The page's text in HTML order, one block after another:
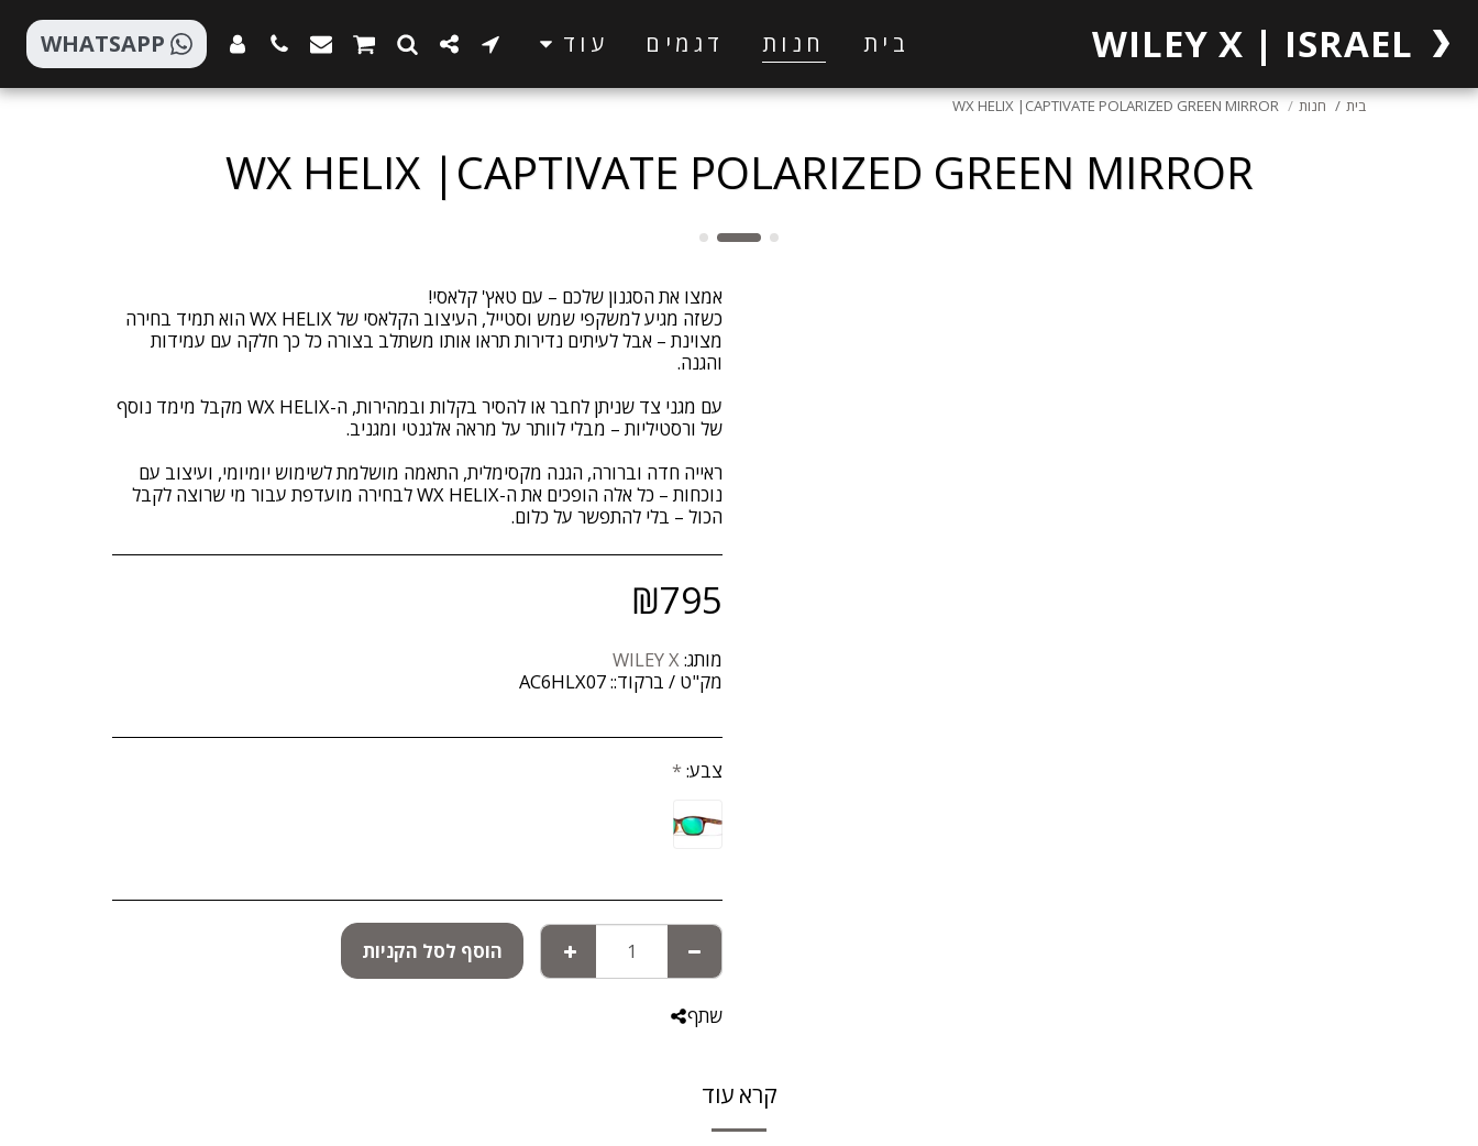
WILEY X | ISRAEL בית חנות דגמים עוד WHATSAPP
בית חנות WX HELIX |CAPTIVATE POLARIZED GREEN MIRROR
WX HELIX |CAPTIVATE POLARIZED GREEN MIRROR
כשזה מגיע למשקפי שמש וסטייל, העיצוב הקלאסי של WX HELIX הוא תמיד בחירה
מצוינת – אבל לעיתים נדירות תראו אותו משתלב בצורה כל כך חלקה עם עמידות
עם מגני צד שניתן לחבר או להסיר בקלות ובמהירות, ה-WX HELIX מקבל מימד נוסף
ראייה חדה וברורה, הגנה מקסימלית, התאמה מושלמת לשימוש יומיומי, ועיצוב עם
נוכחות – כל אלה הופכים את ה-WX HELIX לבחירה מועדפת עבור מי שרוצה לקבל
הכול – בלי להתפשר על כלום.
₪795
מותג:WILEY X
מק"ט / ברקוד::AC6HLX07
צבע:*
הוסף לסל הקניות
שתף
קרא עוד